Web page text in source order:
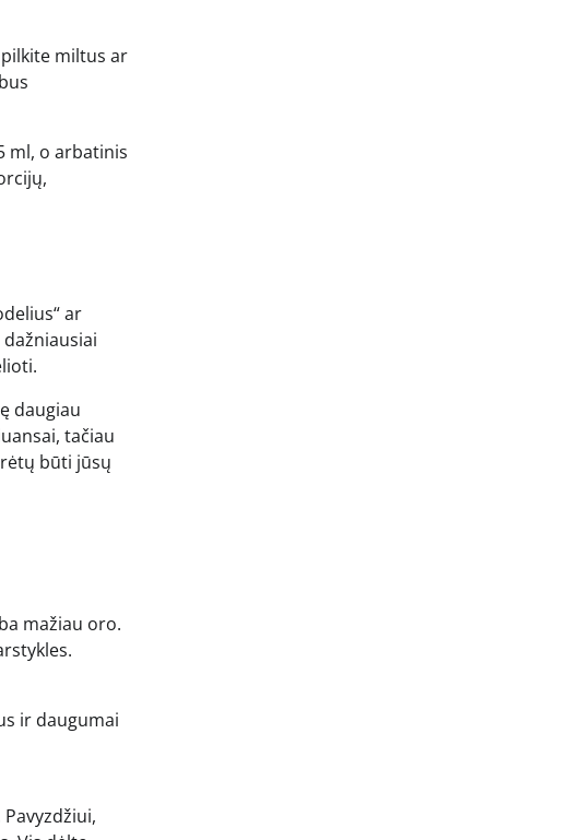
miltus ar
ml, o arbatinis
ar
daugiau
tačiau
būti jūsų
mažiau oro.
ir daugumai